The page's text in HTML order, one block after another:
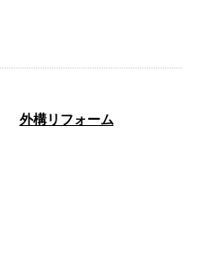
外構リフォーム